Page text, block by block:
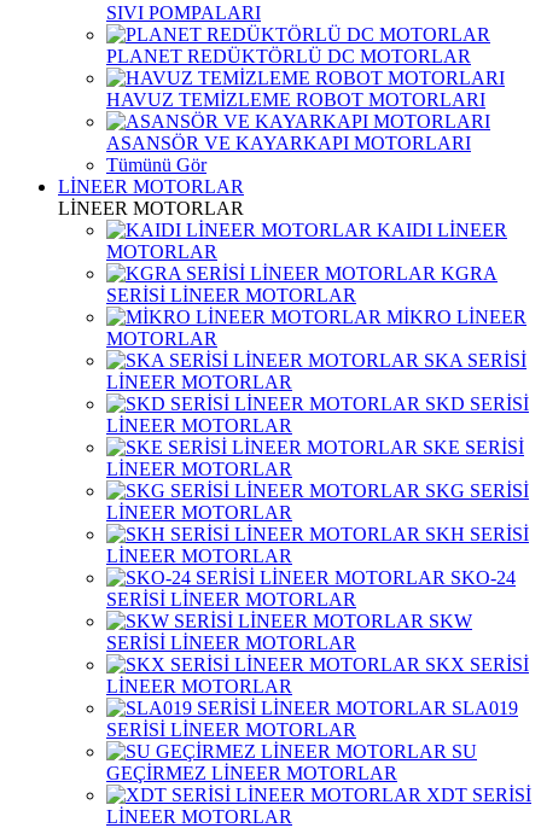
SIVI POMPALARI
PLANET REDÜKTÖRLÜ DC MOTORLAR
HAVUZ TEMİZLEME ROBOT MOTORLARI
ASANSÖR VE KAYARKAPI MOTORLARI
Tümünü Gör
LİNEER MOTORLAR
LİNEER MOTORLAR
KAIDI LİNEER
MOTORLAR
KGRA
SERİSİ LİNEER MOTORLAR
MİKRO LİNEER
MOTORLAR
SKA SERİSİ
LİNEER MOTORLAR
SKD SERİSİ
LİNEER MOTORLAR
SKE SERİSİ
LİNEER MOTORLAR
SKG SERİSİ
LİNEER MOTORLAR
SKH SERİSİ
LİNEER MOTORLAR
SKO-24
SERİSİ LİNEER MOTORLAR
SKW
SERİSİ LİNEER MOTORLAR
SKX SERİSİ
LİNEER MOTORLAR
SLA019
SERİSİ LİNEER MOTORLAR
SU
GEÇİRMEZ LİNEER MOTORLAR
XDT SERİSİ
LİNEER MOTORLAR